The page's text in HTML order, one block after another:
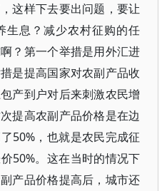
这样下去要出问题，要让
生息？减少农村征购的任
？第一个举措是用外汇进
是提高国家对农副产品收
产到户对后来刺激农民增
提高农副产品价格是在边
50%，也就是农民完成征
50%。这在当时的情况下
产品价格提高后，城市还